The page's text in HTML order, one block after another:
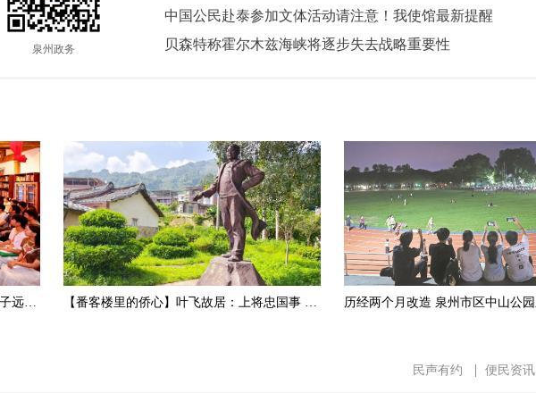
泉州政务
中国公民赴泰参加文体活动请注意！我使馆最新提醒
贝森特称霍尔木兹海峡将逐步失去战略重要性
泉州面向准大学生开展乡土文化教育 学子远行前 文化“成年礼” 【番客楼里的侨心】叶飞故居：上将忠国事 侨心照家山
民声有约 便民资讯